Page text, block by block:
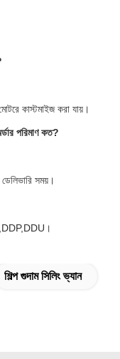
কাস্টমাইজ করা যায়।
পরিমাণ কত?
সময়।
শিল্প গুদাম সিলিং ভ্যান